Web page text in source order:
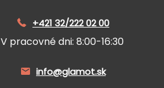
+421 32/222 02 00
V pracovné dni: 8:00-16:30
info@glamot.sk